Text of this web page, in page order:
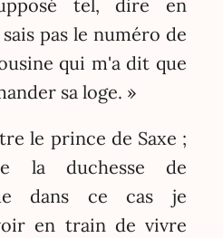
tel, dire en
pas le numéro de
qui m'a dit que
sa loge. »
le prince de Saxe ;
la duchesse de
dans ce cas je
en train de vivre